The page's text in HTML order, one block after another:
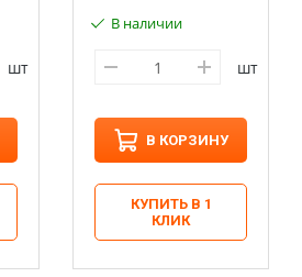
шт
В наличии
шт
В КОРЗИНУ
КУПИТЬ В 1
КЛИК